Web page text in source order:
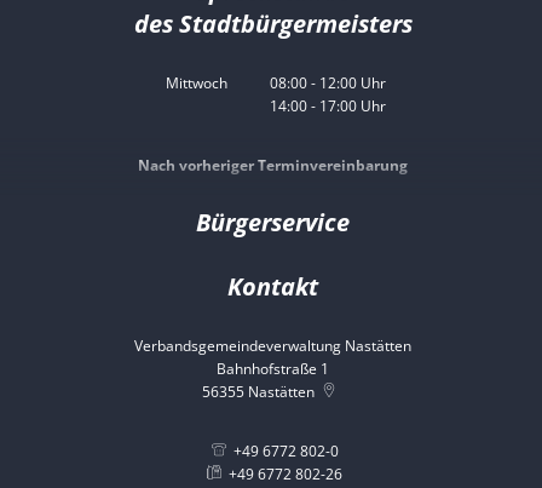
des Stadtbürgermeisters
Mittwoch 08:00- 12:00Uhr
Von 08:00 bis 12:00 Uhr
14:00- 17:00Uhr
Nach vorheriger Terminvereinbarung
Bürgerservice
Kontakt
Verbandsgemeindeverwaltung Nastätten
Bahnhofstraße 1
56355 Nastätten
+49 6772 802-0
+49 6772 802-26